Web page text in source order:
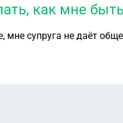
как мне быть
супруга не даёт